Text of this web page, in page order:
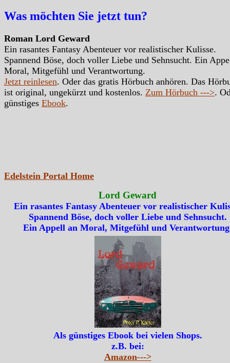
Was möchten Sie jetzt tun?
Roman Lord Geward
Ein rasantes Fantasy Abenteuer vor realistischer Kulisse.
Spannend Böse, doch voller Liebe und Sehnsucht. Ein
Moral, Mitgefühl und Verantwortung.
Jetzt reinlesen. Oder das gratis Hörbuch anhören. Das
ist original, ungekürzt und kostenlos. Zum Hörbuch --->.
günstiges Ebook.
Edelstein Portal Home
Lord Geward
Ein rasantes Fantasy Abenteuer vor realistischer
Spannend Böse, doch voller Liebe und Sehnsucht.
Ein Appell an Moral, Mitgefühl und
Als günstiges Ebook bei vielen Shops.
z.B. bei:
Amazon--->